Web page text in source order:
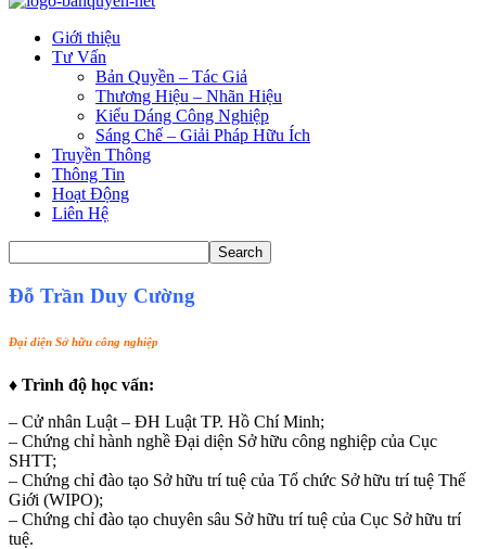
Giới thiệu
Tư Vấn
Bản Quyền – Tác Giả
Thương Hiệu – Nhãn Hiệu
Kiểu Dáng Công Nghiệp
Sáng Chế – Giải Pháp Hữu Ích
Truyền Thông
Thông Tin
Hoạt Động
Liên Hệ
Đỗ Trần Duy Cường
Đại diện Sở hữu công nghiệp
♦ Trình độ học vấn:
– Cử nhân Luật – ĐH Luật TP. Hồ Chí Minh;
– Chứng chỉ hành nghề Đại diện Sở hữu công nghiệp của Cục
SHTT;
– Chứng chỉ đào tạo Sở hữu trí tuệ của Tổ chức Sở hữu trí tuệ Thế
Giới (WIPO);
– Chứng chỉ đào tạo chuyên sâu Sở hữu trí tuệ của Cục Sở hữu trí
tuệ.